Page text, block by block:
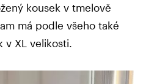
kousek v tmelově
má podle všeho také
XL velikosti.